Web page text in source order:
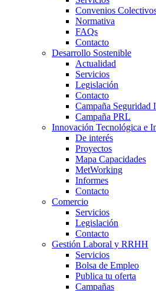
Convenios
Normativa
FAQs
Contacto
Desarrollo Sostenible
Actualidad
Servicios
Legislación
Contacto
Campaña Seguridad
Campaña PRL
Innovación Tecnológica e
De interés
Proyectos
Mapa Capacidades
MetWorking
Informes
Contacto
Comercio
Servicios
Legislación
Contacto
Gestión Laboral y RRHH
Servicios
Bolsa de Empleo
Publica tu oferta
Campañas